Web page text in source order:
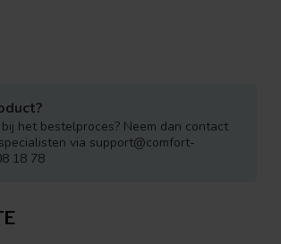
het bestelproces? Neem dan contact
via support@comfort-
18 78